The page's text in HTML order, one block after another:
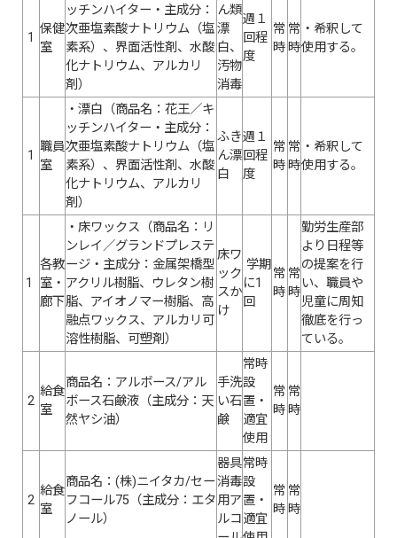
1
保健
室
ッチンハイター・主成分：
次亜塩素酸ナトリウム（塩
素系）、界面活性剤、水酸
化ナトリウム、アルカリ
剤）
ん類
漂
白、
汚物
消毒
週１
回程
度
常
時
常
時
・希釈して
使用する。
1
職員
室
・漂白（商品名：花王／キ
ッチンハイター・主成分：
次亜塩素酸ナトリウム（塩
素系）、界面活性剤、水酸
化ナトリウム、アルカリ
剤）
ふき
ん漂
白
週１
回程
度
常
時
常
時
・希釈して
使用する。
1
各教
室・
廊下
・床ワックス（商品名：リ
ンレイ／グランドプレステ
ージ・主成分：金属架橋型
アクリル樹脂、ウレタン樹
脂、アイオノマー樹脂、高
融点ワックス、アルカリ可
溶性樹脂、可塑剤）
床ワ
ック
スか
け
学期
に1
回
常
時
常
時
勤労生産部
より日程等
の提案を行
い、職員や
児童に周知
徹底を行っ
ている。
2
給食
室
商品名：アルボース/アル
ボース石鹸液（主成分：天
然ヤシ油）
手洗
い石
鹸
常時
設
置・
適宜
使用
常
時
常
時
2
給食
室
商品名：(株)ニイタカ/セー
フコール75（主成分：エタ
ノール）
器具
消毒
用ア
ルコ
常時
設
置・
適宜
常
時
常
時